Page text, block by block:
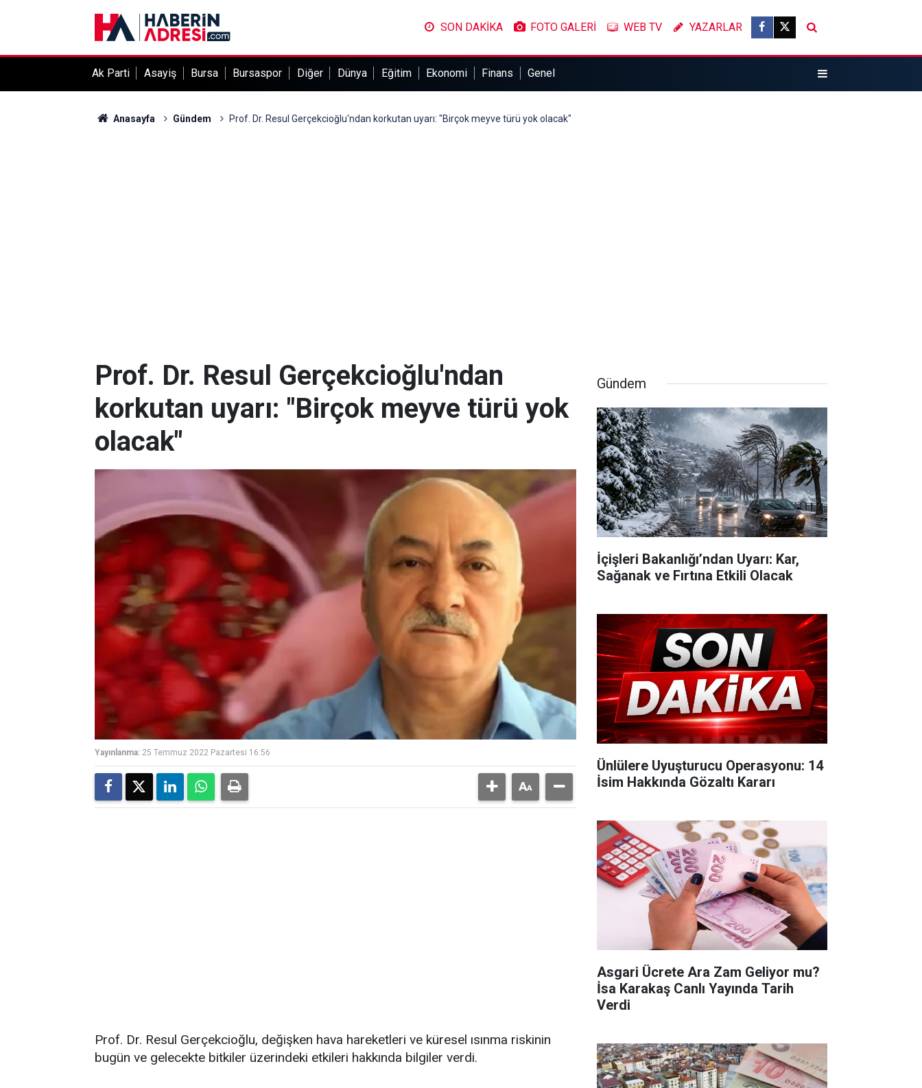
SON DAKİKA FOTO GALERİ WEB TV YAZARLAR
Ak Parti Asayiş Bursa Bursaspor Diğer Dünya Eğitim Ekonomi Finans Genel
Anasayfa Gündem Prof. Dr. Resul Gerçekcioğlu'ndan korkutan uyarı: "Birçok meyve türü yok olacak"
Prof. Dr. Resul Gerçekcioğlu'ndan
korkutan uyarı: "Birçok meyve türü yok
olacak"
Yayınlanma: 25 Temmuz 2022 Pazartesi 16:56
Prof. Dr. Resul Gerçekcioğlu, değişken hava hareketleri ve küresel ısınma riskinin
bugün ve gelecekte bitkiler üzerindeki etkileri hakkında bilgiler verdi.
Gündem
İçişleri Bakanlığı’ndan Uyarı: Kar,
Sağanak ve Fırtına Etkili Olacak
Ünlülere Uyuşturucu Operasyonu: 14
İsim Hakkında Gözaltı Kararı
Asgari Ücrete Ara Zam Geliyor mu?
İsa Karakaş Canlı Yayında Tarih
Verdi